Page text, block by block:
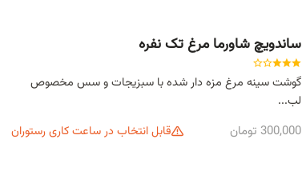
ساندویچ شاورما مرغ تک نفره
گوشت سینه مرغ مزه دار شده با سبزیجات و سس مخصوص
لب...
300,000 تومان
قابل انتخاب در ساعت کاری رستوران